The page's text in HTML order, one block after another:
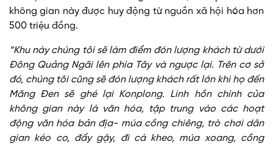
không gian này được huy động từ nguồn xã hội hóa hơn
500 triệu đồng.
“Khu này chúng tôi sẽ làm điểm đón lượng khách từ dưới
Đông Quảng Ngãi lên phía Tây và ngược lại. Trên cơ sở
đó, chúng tôi cũng sẽ đón lượng khách rất lớn khi họ đến
Măng Đen sẽ ghé lại Konplong. Linh hồn chính của
không gian này là văn hóa, tập trung vào các hoạt
động văn hóa bản địa- múa cồng chiêng, trò chơi dân
gian kéo co, đẩy gậy, đi cà kheo, múa xoang, cồng